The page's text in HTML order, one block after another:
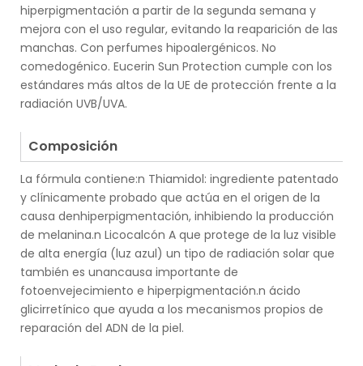
hiperpigmentación a partir de la segunda semana y
mejora con el uso regular, evitando la reaparición de las
manchas. Con perfumes hipoalergénicos. No
comedogénico. Eucerin Sun Protection cumple con los
estándares más altos de la UE de protección frente a la
radiación UVB/UVA.
Composición
La fórmula contiene:n Thiamidol: ingrediente patentado
y clínicamente probado que actúa en el origen de la
causa denhiperpigmentación, inhibiendo la producción
de melanina.n Licocalcón A que protege de la luz visible
de alta energía (luz azul) un tipo de radiación solar que
también es unancausa importante de
fotoenvejecimiento e hiperpigmentación.n ácido
glicirretínico que ayuda a los mecanismos propios de
reparación del ADN de la piel.